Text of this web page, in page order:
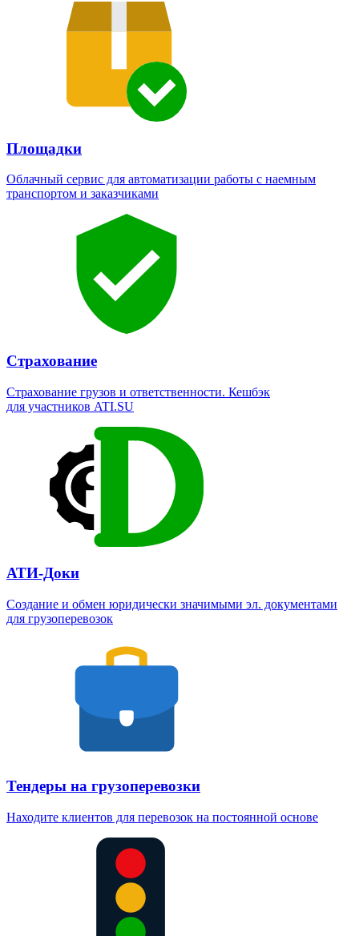
Площадки
Облачный сервис для автоматизации работы с наемным
транспортом и заказчиками
Страхование
Страхование грузов и ответственности. Кешбэк
для участников ATI.SU
АТИ-Доки
Создание и обмен юридически значимыми эл. документами
для грузоперевозок
Тендеры на грузоперевозки
Находите клиентов для перевозок на постоянной основе